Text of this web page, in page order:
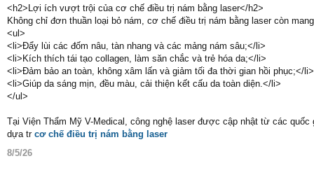
<h2>Lợi ích vượt trội của cơ chế điều trị nám bằng laser</h2>
Không chỉ đơn thuần loại bỏ nám, cơ chế điều trị nám bằng laser còn
<ul>
<li>Đẩy lùi các đốm nâu, tàn nhang và các mảng nám sâu;</li>
<li>Kích thích tái tạo collagen, làm săn chắc và trẻ hóa da;</li>
<li>Đảm bảo an toàn, không xâm lấn và giảm tối đa thời gian hồi phục;</li>
<li>Giúp da sáng mịn, đều màu, cải thiện kết cấu da toàn diện.</li>
</ul>
Tại Viện Thẩm Mỹ V-Medical, công nghệ laser được cập nhật từ các
dựa tr cơ chế điều trị nám bằng laser
8/5/26